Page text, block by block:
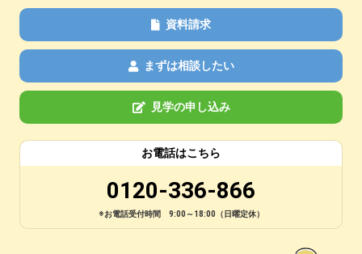
資料請求
まずは相談したい
見学の申し込み
お電話はこちら
0120-336-866
※お電話受付時間 9:00～18:00（日曜定休）